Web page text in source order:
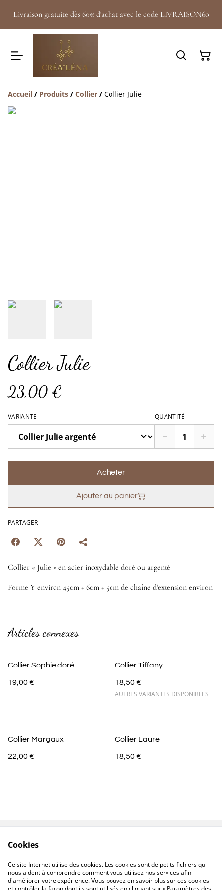
Livraison gratuite dès 60€ d'achat avec le code LIVRAISON60
Accueil / Produits / Collier / Collier Julie
Collier Julie
23,00 €
VARIANTE QUANTITÉ
Acheter
Ajouter au panier
PARTAGER
Collier « Julie » en acier inoxydable doré ou argenté
Forme Y environ 45cm + 6cm + 5cm de chaîne d’extension environ
Articles connexes
Collier Sophie doré
19,00 €
Collier Tiffany
18,50 €
AUTRES VARIANTES DISPONIBLES
Collier Margaux
22,00 €
Collier Laure
18,50 €
confidentialité
Cookies
Ce site Internet utilise des cookies. Les cookies sont de petits fichiers qui
nous aident à comprendre comment vous utilisez nos services afin
d'améliorer votre expérience. Vous pouvez en savoir plus sur ces cookies
et contrôler la façon dont ils sont utilisés en cliquant sur « Paramètres des